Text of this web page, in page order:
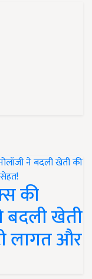
की
बदली खेती
लागत और